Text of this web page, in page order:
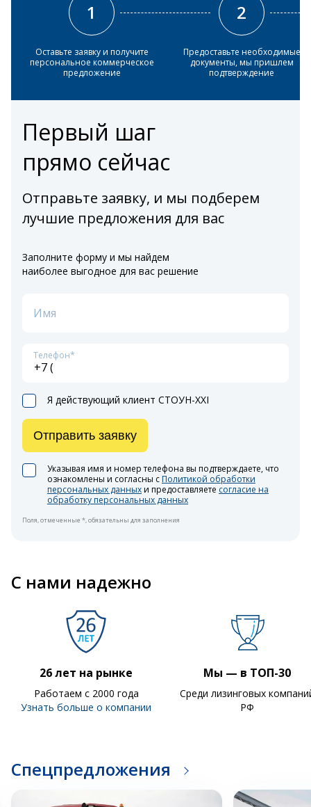
1
Оставьте заявку и получите
персональное коммерческое
предложение
2
Предоставьте необходимые
документы, мы пришлем
подтверждение
Первый шаг
прямо сейчас
Отправьте заявку, и мы подберем
лучшие предложения для вас
Заполните форму и мы найдем
наиболее выгодное для вас решение
Имя
Телефон*
Я действующий клиент СТОУН-XXI
Указывая имя и номер телефона вы подтверждаете, что
ознакомлены и согласны с Политикой обработки
персональных данныхи предоставляете согласие на
обработку персональных данных
Отправить заявку
Поля, отмеченные *, обязательны для заполнения
С нами надежно
26 лет на рынке
Работаем с 2000 года
Узнать больше о компании
Мы — в ТОП-30
Среди лизинговых
РФ
Спецпредложения